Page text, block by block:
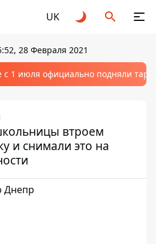
UK
28 Февраля 2021
с 1 июля официально подняли
втроем
и снимали это на
Днепр